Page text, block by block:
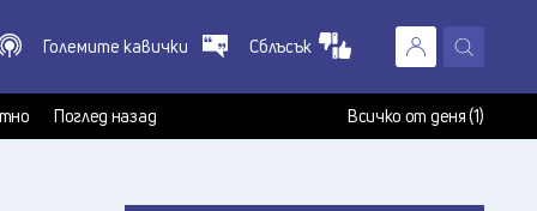
X
Големите кавички Сблъсък
Поглед назад Всичко от деня (1)